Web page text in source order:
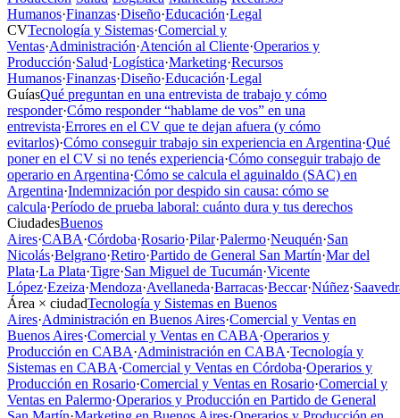
Humanos·Finanzas·Diseño·Educación·Legal
CVTecnología y Sistemas·Comercial y
Ventas·Administración·Atención al Cliente·Operarios y
Producción·Salud·Logística·Marketing·Recursos
Humanos·Finanzas·Diseño·Educación·Legal
GuíasQué preguntan en una entrevista de trabajo y cómo
responder·Cómo responder “hablame de vos” en una
entrevista·Errores en el CV que te dejan afuera (y cómo
evitarlos)·Cómo conseguir trabajo sin experiencia en Argentina·Qué
poner en el CV si no tenés experiencia·Cómo conseguir trabajo de
operario en Argentina·Cómo se calcula el aguinaldo (SAC) en
Argentina·Indemnización por despido sin causa: cómo se
calcula·Período de prueba laboral: cuánto dura y tus derechos
CiudadesBuenos
Aires·CABA·Córdoba·Rosario·Pilar·Palermo·Neuquén·San
Nicolás·Belgrano·Retiro·Partido de General San Martín·Mar del
Plata·La Plata·Tigre·San Miguel de Tucumán·Vicente
López·Ezeiza·Mendoza·Avellaneda·Barracas·Beccar·Núñez·
Área × ciudadTecnología y Sistemas en Buenos
Aires·Administración en Buenos Aires·Comercial y Ventas en
Buenos Aires·Comercial y Ventas en CABA·Operarios y
Producción en CABA·Administración en CABA·Tecnología y
Sistemas en CABA·Comercial y Ventas en Córdoba·Operarios y
Producción en Rosario·Comercial y Ventas en Rosario·Comercial y
Ventas en Palermo·Operarios y Producción en Partido de General